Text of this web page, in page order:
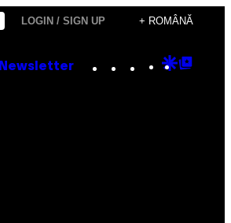
LOGIN / SIGN UP + ROMÂNĂ
Newsletter Instagram
TikTok
YouTube
Google